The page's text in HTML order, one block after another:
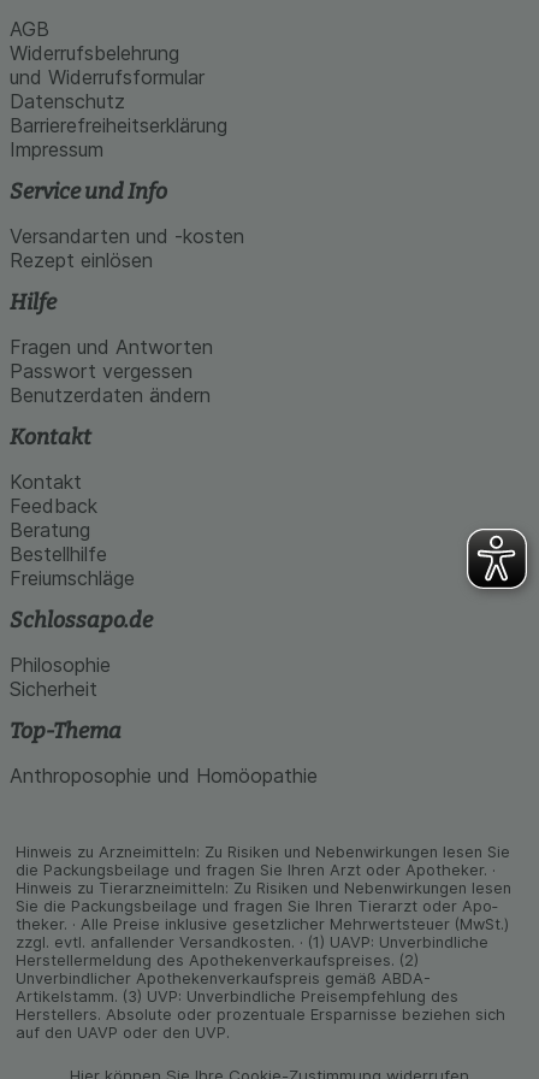
AGB
Widerrufsbelehrung
und Widerrufsformular
Datenschutz
Barrierefreiheitserklärung
Impressum
Service und Info
Versandarten und -kosten
Rezept einlösen
Hilfe
Fragen und Antworten
Passwort vergessen
Benutzerdaten ändern
Kontakt
Kontakt
Feedback
Beratung
Bestellhilfe
Freiumschläge
Schlossapo.de
Philosophie
Sicherheit
Top-Thema
Anthroposophie und Homöopathie
Hinweis zu Arzneimitteln: Zu Risiken und Neben­wirkungen lesen Sie
die Packungs­beilage und fragen Sie Ihren Arzt oder Apo­theker. ·
Hinweis zu Tier­arz­nei­mitteln: Zu Risiken und Neben­wirkungen lesen
Sie die Packungs­beilage und fragen Sie Ihren Tier­arzt oder Apo­
theker. · Alle Preise inklusive gesetz­licher Mehrwertsteuer (MwSt.)
zzgl. evtl. anfallender Versand­kosten. · (1) UAVP: Unverbindliche
Herstellermeldung des Apothekenverkaufspreises. (2)
Unverbindlicher Apothekenverkaufspreis gemäß ABDA-
Artikelstamm. (3) UVP: Unverbindliche Preisempfehlung des
Herstellers. Absolute oder prozentuale Ersparnisse beziehen sich
auf den UAVP oder den UVP.